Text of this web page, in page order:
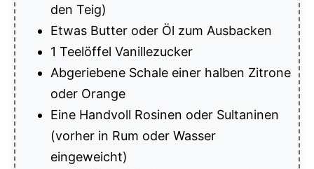
den Teig)
Etwas Butter oder Öl zum Ausbacken
1 Teelöffel Vanillezucker
Abgeriebene Schale einer halben Zitrone
oder Orange
Eine Handvoll Rosinen oder Sultaninen
(vorher in Rum oder Wasser
eingeweicht)